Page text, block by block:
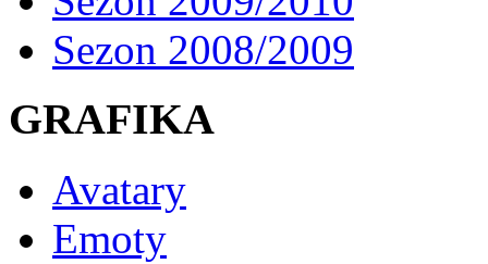
Sezon 2008/2009
GRAFIKA
Avatary
Emoty